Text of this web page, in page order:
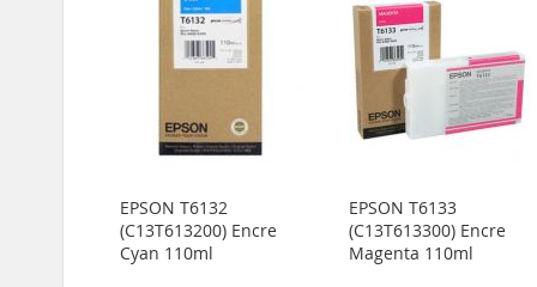
EPSON T6132
(C13T613200) Encre
Cyan 110ml
EPSON T6133
(C13T613300) Encre
Magenta 110ml